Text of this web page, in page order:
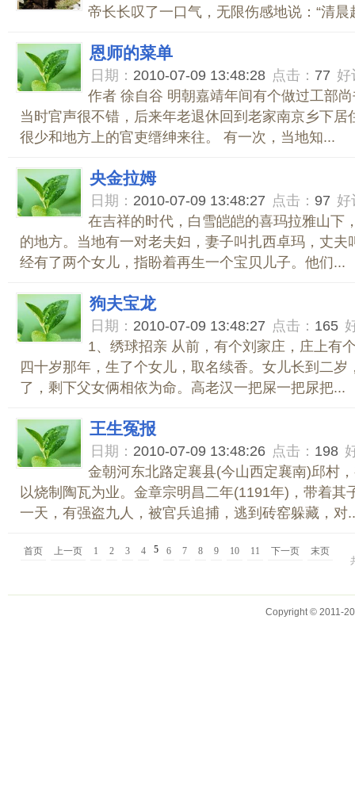
帝长长叹了一口气，无限伤感地说：“清
恩师的菜单
日期： 2010-07-09 13:48:28 点击： 77 好
作者 徐自谷 明朝嘉靖年间有个做过工部
当时官声很不错，后来年老退休回到老家南京乡下居
很少和地方上的官吏缙绅来往。 有一次，当地知...
央金拉姆
日期： 2010-07-09 13:48:27 点击： 97 好
在吉祥的时代，白雪皑皑的喜玛拉雅山下
的地方。当地有一对老夫妇，妻子叫扎西卓玛，丈夫
经有了两个女儿，指盼着再生一个宝贝儿子。他们...
狗夫宝龙
日期： 2010-07-09 13:48:27 点击： 165
1、绣球招亲 从前，有个刘家庄，庄上有
四十岁那年，生了个女儿，取名续香。女儿长到二岁
了，剩下父女俩相依为命。高老汉一把屎一把尿把...
王生冤报
日期： 2010-07-09 13:48:26 点击： 198
金朝河东北路定襄县(今山西定襄南)邱村
以烧制陶瓦为业。金章宗明昌二年(1191年)，带着其
一天，有强盗九人，被官兵追捕，逃到砖窑躲藏，对
首页 上一页 1 2 3 4 5 6 7 8 9 10 11 下一页
末页
Copyright © 2011-